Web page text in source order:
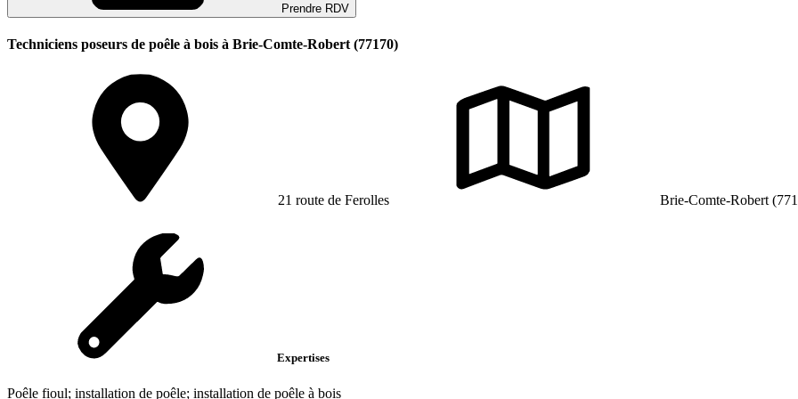
Prendre RDV
Techniciens poseurs de poêle à bois à Brie-Comte-Robert (77170)
21 route de Ferolles Brie-Comte-Robert
Expertises
Poêle fioul; installation de poêle; installation de poêle à bois